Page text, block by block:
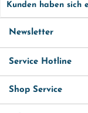
Kunden haben sich
Newsletter
Service Hotline
Shop Service